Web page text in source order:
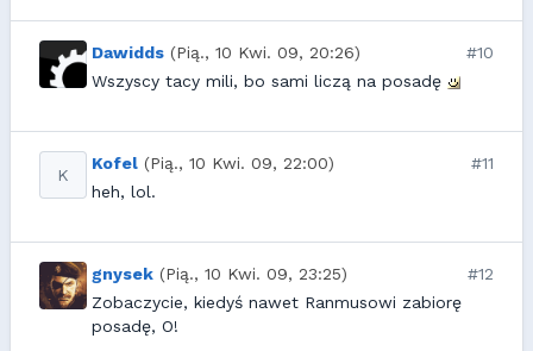
Dawidds (Pią., 10 Kwi. 09, 20:26)
#10
Wszyscy tacy mili, bo sami liczą na posadę
K
Kofel (Pią., 10 Kwi. 09, 22:00)
#11
heh, lol.
gnysek (Pią., 10 Kwi. 09, 23:25)
#12
Zobaczycie, kiedyś nawet Ranmusowi zabiorę
posadę, O!